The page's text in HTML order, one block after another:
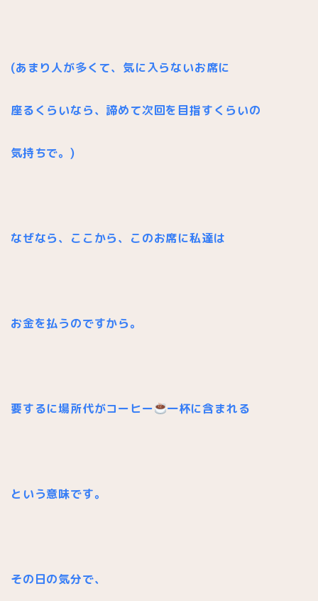
(あまり人が多くて、気に入らないお席に
座るくらいなら、 諦めて次回を目指すくらいの
気持ちで。)
なぜなら、ここから、このお席に私達は
お金を払うのですから。
要するに場所代がコーヒー 一杯に含まれる
という意味です。
その日の気分で、